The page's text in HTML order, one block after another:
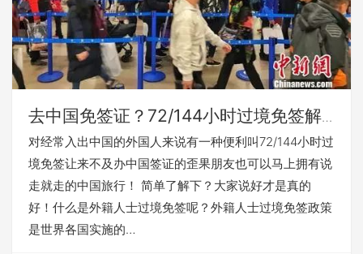
去中国免签证？72/144小时过境免签解
读
对经常入出中国的外国人来说有一种便利叫72/144小时过
境免签让来不及办中国签证的歪果朋友也可以马上拥有说
走就走的中国旅行！ 简单了解下？大家说好才是真的
好！什么是外籍人士过境免签呢？外籍人士过境免签政策
是世界各国实施的…